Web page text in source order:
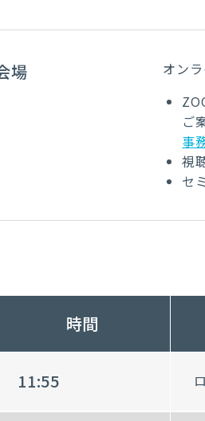
場
オン
ご
事
視
セ
時間
11:55